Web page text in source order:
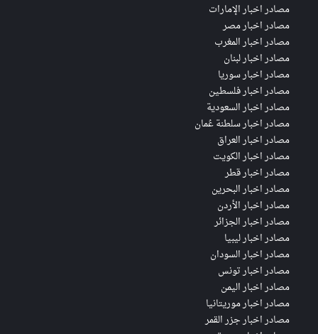
مصادر اخبار الإمارات
مصادر اخبار مصر
مصادر اخبار المغرب
مصادر اخبار لبنان
مصادر اخبار سوريا
مصادر اخبار فلسطين
مصادر اخبار السعودية
مصادر اخبار سلطنة عُمان
مصادر اخبار العراق
مصادر اخبار الكويت
مصادر اخبار قطر
مصادر اخبار البحرين
مصادر اخبار الأردن
مصادر اخبار الجزائر
مصادر اخبار ليبيا
مصادر اخبار السودان
مصادر اخبار تونس
مصادر اخبار اليمن
مصادر اخبار موريتانيا
مصادر اخبار جزر القمر